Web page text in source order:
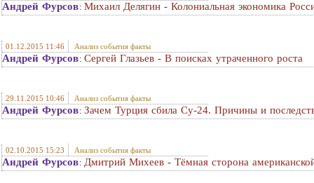
Андрей Фурсов: Михаил Делягин - Колониальная экономика
01.12.2015 11:46 Анализ события факты
Андрей Фурсов: Сергей Глазьев - В поисках утраченного роста
29.11.2015 10:46 Анализ события факты
Андрей Фурсов: Зачем Турция сбила Су-24. Причины и
02.10.2015 15:23 Анализ события факты
Андрей Фурсов: Дмитрий Михеев - Тёмная сторона